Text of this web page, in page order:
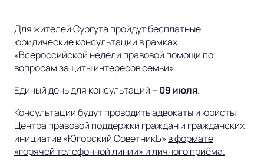
Для жителей Сургута пройдут бесплатные
юридические консультации в рамках
«Всероссийской недели правовой помощи по
вопросам защиты интересов семьи».
Единый день для консультаций – 09 июля.
Консультации будут проводить адвокаты и юристы
Центра правовой поддержки граждан и гражданских
инициатив «Югорский СоветникЪ» в формате
«горячей телефонной линии» и личного приёма.